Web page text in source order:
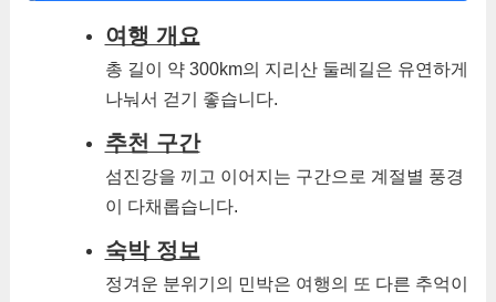
여행 개요
총 길이 약 300km의 지리산 둘레길은 유연하게
나눠서 걷기 좋습니다.
추천 구간
섬진강을 끼고 이어지는 구간으로 계절별 풍경
이 다채롭습니다.
숙박 정보
정겨운 분위기의 민박은 여행의 또 다른 추억이